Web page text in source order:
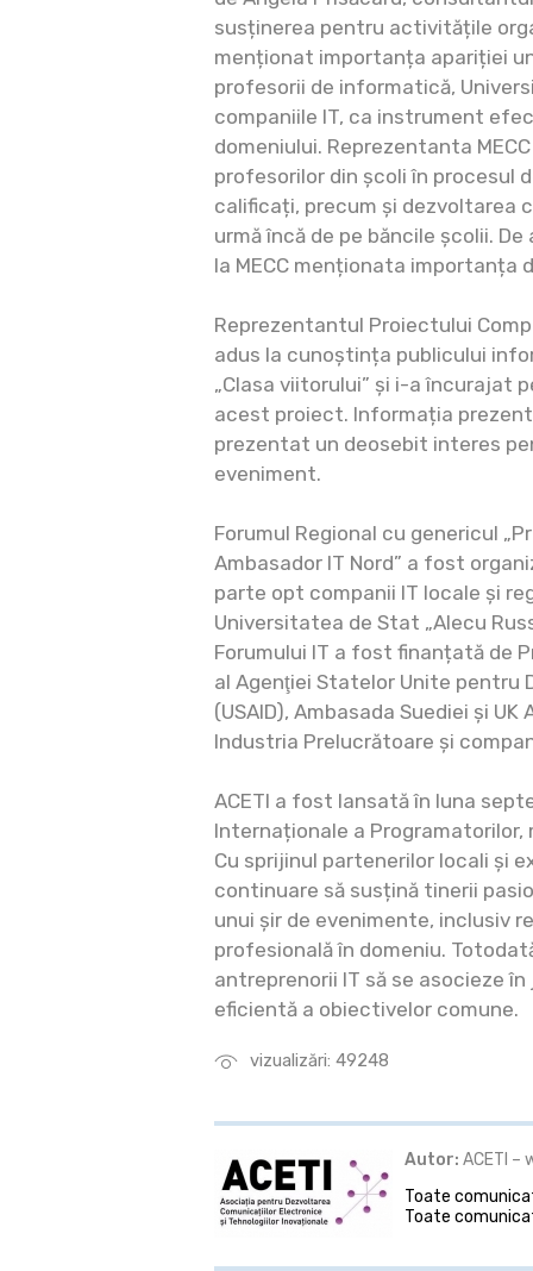
vizualizări: 49248
susținerea pentru activitățile
menționat importanța apariției
profesorii de informatică,
companiile IT, ca instrument
domeniului. Reprezentanta
profesorilor din școli în procesul
calificați, precum și dezvoltarea
urmă încă de pe băncile școlii.
la MECC menționata importanța
Reprezentantul Proiectului
adus la cunoștința publicului
„Clasa viitorului” și i-a încurajat
acest proiect. Informația
prezentat un deosebit interes
eveniment.
Forumul Regional cu genericul
Ambasador IT Nord” a fost
parte opt companii IT locale și
Universitatea de Stat „Alecu
Forumului IT a fost finanțată de
al Agenţiei Statelor Unite pentru
(USAID), Ambasada Suediei și
Industria Prelucrătoare și
ACETI a fost lansată în luna
Internaționale a Programatorilor,
Cu sprijinul partenerilor locali și
continuare să susțină tinerii
unui șir de evenimente, inclusiv
profesională în domeniu.
antreprenorii IT să se asocieze
eficientă a obiectivelor comune.
Autor: ACETI –
Toate
Toate